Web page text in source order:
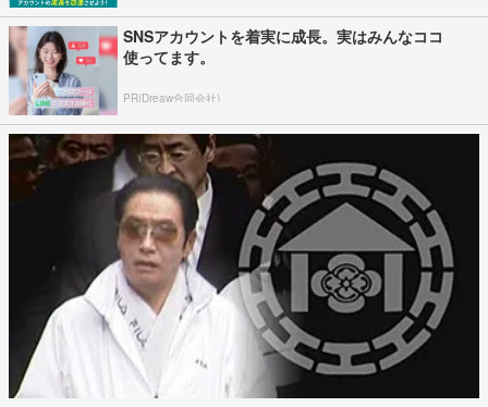
SNSアカウントを着実に成長。実はみんなココ
使ってます。
PR(Dreaw合同会社)